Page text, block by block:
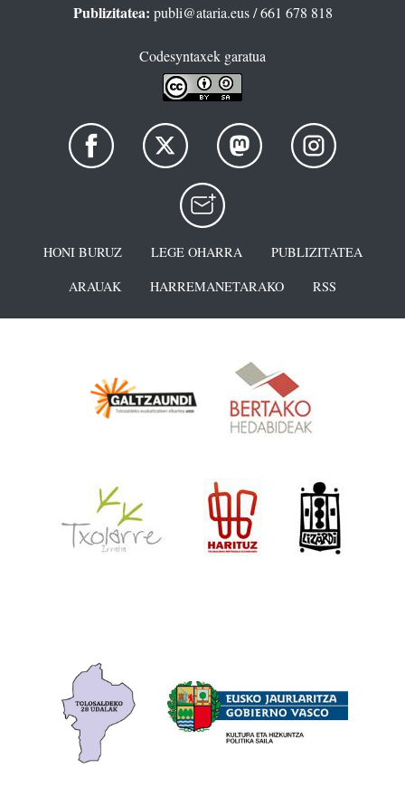
Publizitatea: publi@ataria.eus/ 661 678 818
Codesyntaxek garatua
HONI BURUZ LEGE OHARRA
PUBLIZITATEA
ARAUAK
HARREMANETARAKO RSS